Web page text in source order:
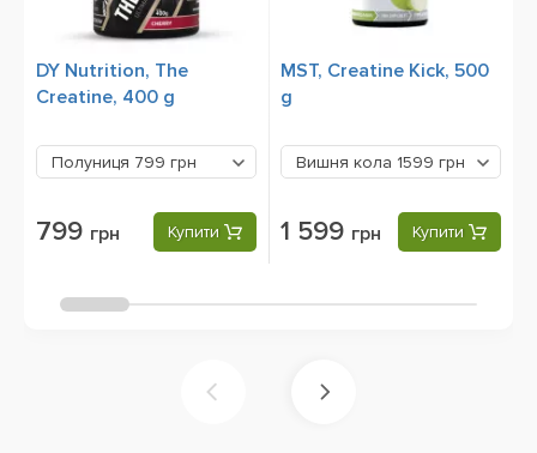
DY Nutrition, The
Creatine, 400 g
Полуниця 799 грн
799 грн Купити
MST, Creatine Kick, 500
g
Вишня кола 1599 грн
1 599 грн Купити